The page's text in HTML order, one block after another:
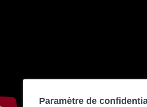
Paramètre de